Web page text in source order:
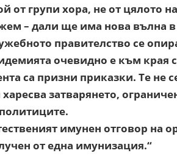
от групи хора, не от цялото
– дали ще има нова вълна
правителство се
очевидно е към края
са призни приказки. Te не
затварянето,
имунен отговор на
от една имунизация.“